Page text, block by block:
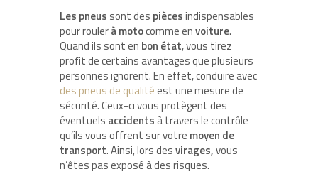
Les pneus sont des piècesindispensables
pour roulerà motocomme envoiture.
Quand ils sont en bon état, vous tirez
profit de certains avantages que plusieurs
personnes ignorent. En effet, conduire avec
des pneus de qualitéest une mesure de
sécurité. Ceux-ci vous protègent des
éventuels accidents à travers le contrôle
qu’ils vous offrent sur votre moyen de
transport. Ainsi, lors desvirages,vous
n’êtes pas exposé à des risques.